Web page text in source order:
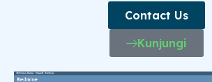
Contact Us
Kunjungi